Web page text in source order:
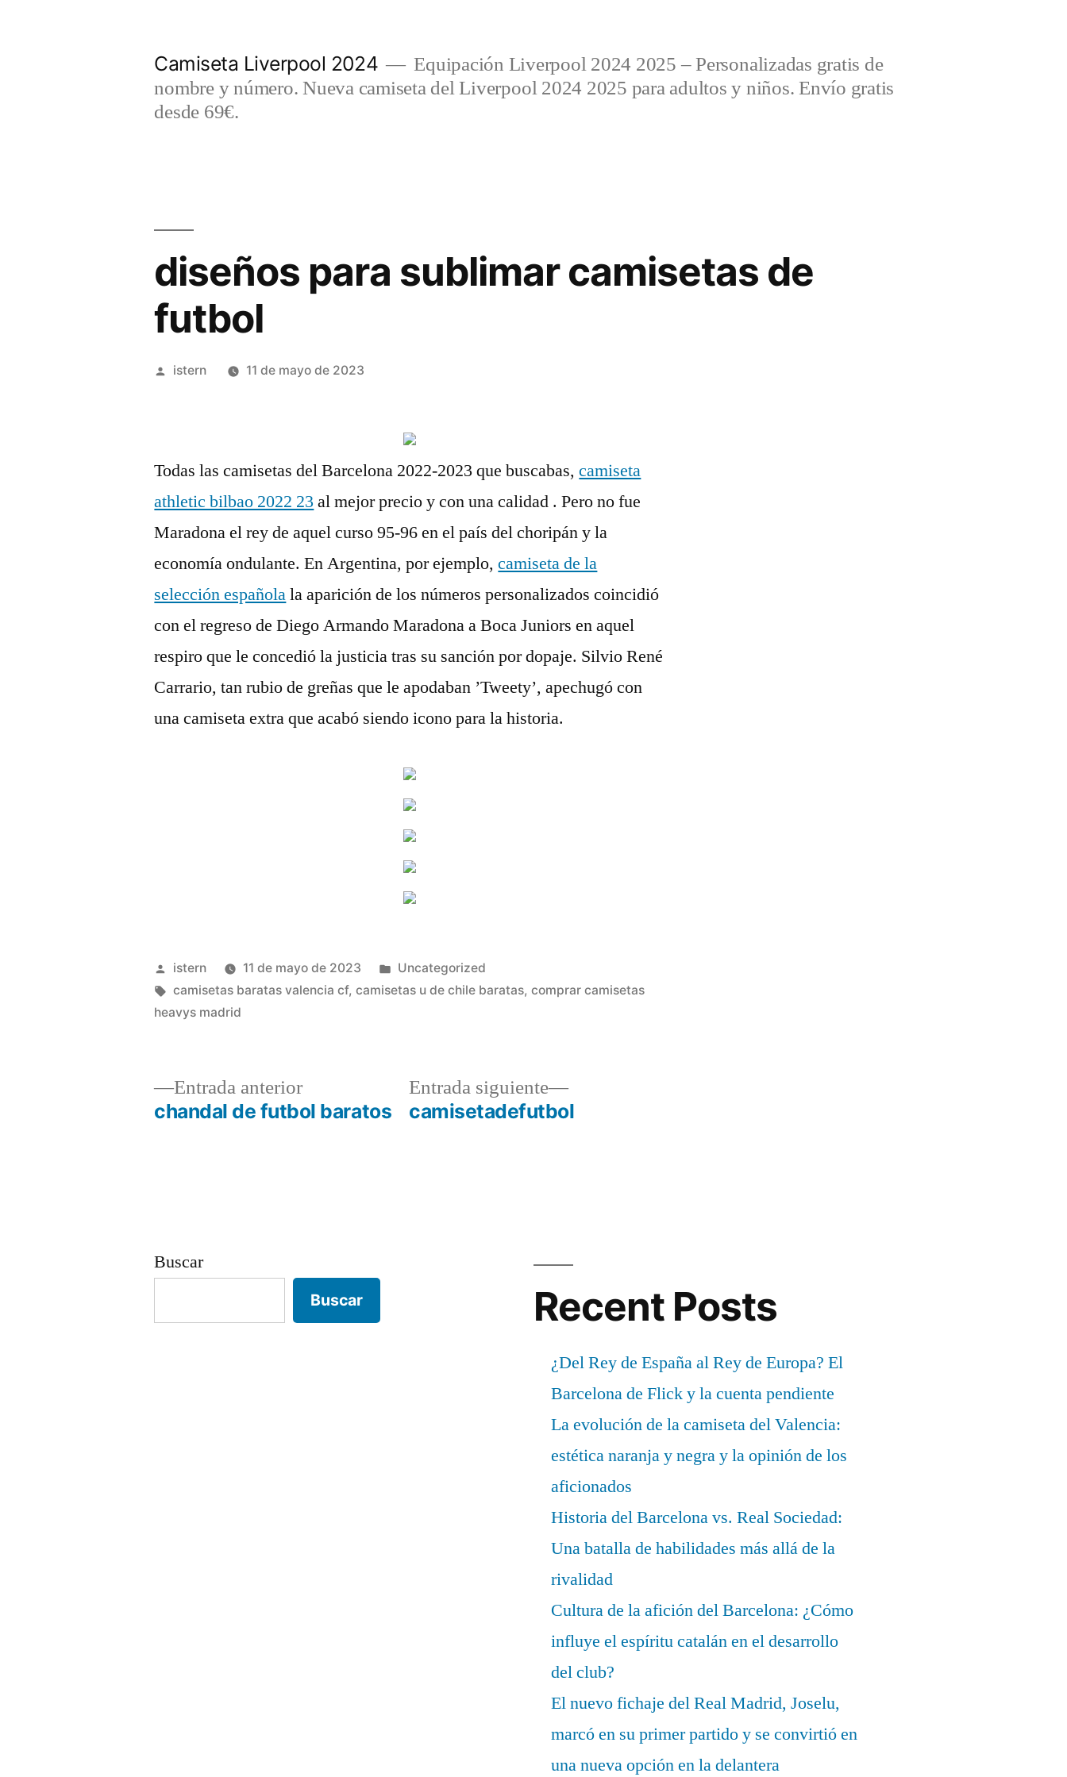
Camiseta Liverpool 2024
Equipación Liverpool 2024 2025 – Personalizadas gratis de
nombre y número. Nueva camiseta del Liverpool 2024 2025 para adultos y niños. Envío gratis
desde 69€.
diseños para sublimar camisetas de
futbol
Publicado
istern 11 de mayo de 2023
Todas las camisetas del Barcelona 2022-2023 que buscabas,camiseta
athletic bilbao 2022 23 al mejor precio y con una calidad . Pero no fue
Maradona el rey de aquel curso 95-96 en el país del choripán y la
economía ondulante. En Argentina, por ejemplo,camiseta de la
selección españolala aparición de los números personalizados coincidió
con el regreso de Diego Armando Maradona a Boca Juniors en aquel
respiro que le concedió la justicia tras su sanción por dopaje. Silvio René
Carrario, tan rubio de greñas que le apodaban ’Tweety’, apechugó con
una camiseta extra que acabó siendo icono para la historia.
Publicado
por
istern 11 de mayo de 2023
Publicado
en
Uncategorized
Etiquetas:
camisetas baratas valencia cf,camisetas u de chile baratas,comprar camisetas
heavys madrid
Navegación
Entrada anteriorEntrada
anterior:
chandal de futbol baratos
Entrada siguiente
Entrada
siguiente:
camisetadefutbol
Buscar
Buscar Recent Posts
¿Del Rey de España al Rey de Europa? El
Barcelona de Flick y la cuenta pendiente
La evolución de la camiseta del Valencia:
estética naranja y negra y la opinión de los
aficionados
Historia del Barcelona vs. Real Sociedad:
Una batalla de habilidades más allá de la
rivalidad
Cultura de la afición del Barcelona: ¿Cómo
influye el espíritu catalán en el desarrollo
del club?
El nuevo fichaje del Real Madrid, Joselu,
marcó en su primer partido y se convirtió en
una nueva opción en la delantera